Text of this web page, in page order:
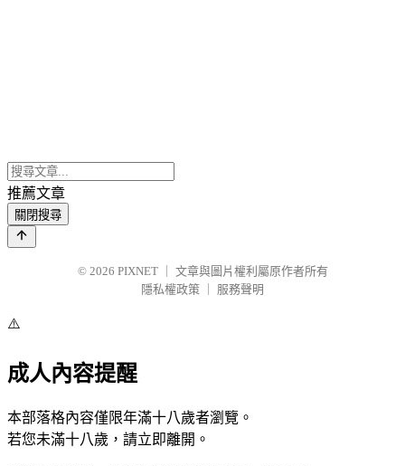
推薦文章
關閉搜尋
© 2026 PIXNET
文章與圖片權利屬原作者所有
隱私權政策
服務聲明
⚠️
成人內容提醒
本部落格內容僅限年滿十八歲者瀏覽。
若您未滿十八歲，請立即離開。